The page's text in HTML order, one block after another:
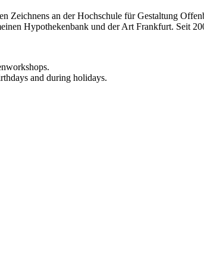
an der Hochschule für Gestaltung
Hypothekenbank und der Art Frankfurt. Seit
and during holidays.